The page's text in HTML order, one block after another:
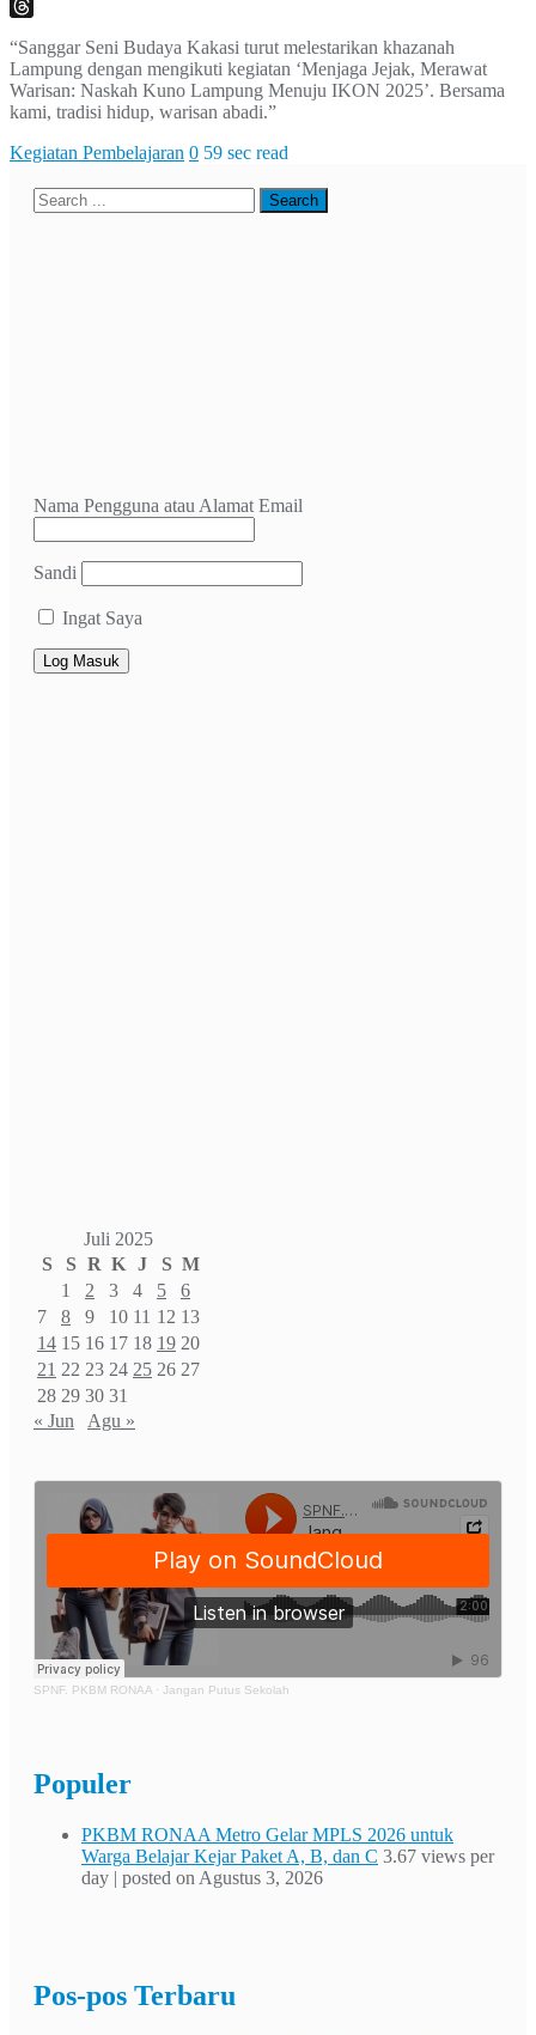
X
“Sanggar Seni Budaya Kakasi turut melestarikan khazanah
Lampung dengan mengikuti kegiatan ‘Menjaga Jejak, Merawat
Warisan: Naskah Kuno Lampung Menuju IKON 2025’. Bersama
kami, tradisi hidup, warisan abadi.”
Kegiatan Pembelajaran 0 59 sec read
Nama Pengguna atau Alamat Email
Sandi
Ingat Saya
Juli 2025
S
S R K J S M
1
2 3 4 5
6
7
8 9 10 11 12 13
14 15 16 17 18 19 20
21 22 23 24 25 26 27
28 29 30 31
« Jun
Agu »
SPNF. PKBM RONAA · Jangan Putus Sekolah
Populer
PKBM RONAA Metro Gelar MPLS 2026 untuk
Warga Belajar Kejar Paket A, B, dan C 3.67 views per
day | posted on Agustus 3, 2026
Pos-pos Terbaru